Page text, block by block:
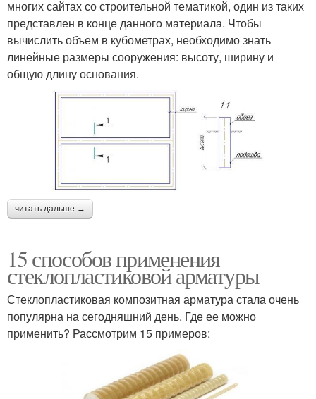
многих сайтах со строительной тематикой, один из таких
представлен в конце данного материала. Чтобы
вычислить объем в кубометрах, необходимо знать
линейные размеры сооружения: высоту, ширину и
общую длину основания.
читать дальше →
15 способов применения
стеклопластиковой арматуры
Стеклопластиковая композитная арматура стала очень
популярна на сегодняшний день. Где ее можно
применить? Рассмотрим 15 примеров: